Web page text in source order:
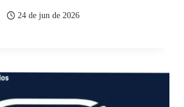
24 de jun de 2026